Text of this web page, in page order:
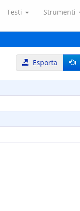
Testi Strumenti
Esporta